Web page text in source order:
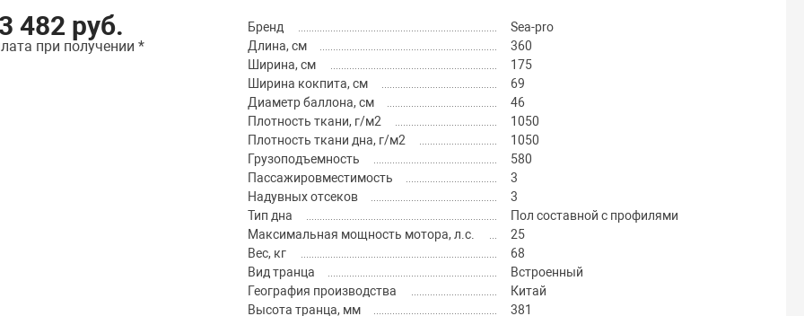
482 руб.
при получении *
Бренд
Sea-pro
Длина, см
360
Ширина, см
175
Ширина кокпита, см
69
Диаметр баллона, см
46
Плотность ткани, г/м2
1050
Плотность ткани дна, г/м2
1050
Грузоподъемность
580
Пассажировместимость
3
Надувных отсеков
3
Тип дна
Пол составной с профилями
Максимальная мощность мотора, л.с.
25
Вес, кг
68
Вид транца
Встроенный
География производства
Китай
Высота транца, мм
381